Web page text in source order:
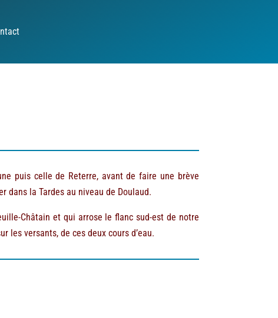
puis celle de Reterre, avant de faire une brève
dans la Tardes au niveau de Doulaud.
Châtain et qui arrose le flanc sud-est de notre
les versants, de ces deux cours d’eau.